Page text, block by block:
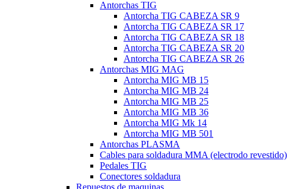
Antorchas TIG
Antorcha TIG CABEZA SR 9
Antorcha TIG CABEZA SR 17
Antorcha TIG CABEZA SR 18
Antorcha TIG CABEZA SR 20
Antorcha TIG CABEZA SR 26
Antorchas MIG MAG
Antorcha MIG MB 15
Antorcha MIG MB 24
Antorcha MIG MB 25
Antorcha MIG MB 36
Antorcha MIG Mk 14
Antorcha MIG MB 501
Antorchas PLASMA
Cables para soldadura MMA (electrodo revestido)
Pedales TIG
Conectores soldadura
Repuestos de maquinas